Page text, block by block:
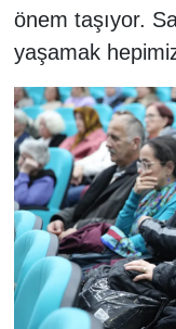
önem taşıyor.
yaşamak